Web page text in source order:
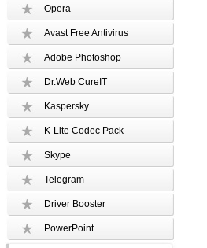
Opera
Avast Free Antivirus
Adobe Photoshop
Dr.Web CureIT
Kaspersky
K-Lite Codec Pack
Skype
Telegram
Driver Booster
PowerPoint